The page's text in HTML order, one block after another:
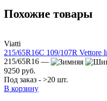
Похожие товары
Viatti
215/65R16C 109/107R
215/65R16 —
9250 руб.
Под заказ - >20 шт.
В корзину